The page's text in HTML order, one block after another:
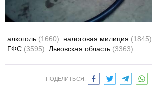
алкоголь (1660) налоговая милиция (1845)
ГФС (3595) Львовская область (3363)
ПОДЕЛИТЬСЯ: